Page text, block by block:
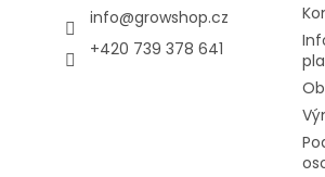
info@growshop.cz
+420 739 378 641